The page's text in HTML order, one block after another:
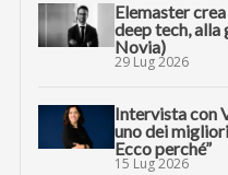
Elemaster
deep tech, alla
Novia)
29 Lug 2026
Intervista con
uno dei
Ecco perché”
15 Lug 2026